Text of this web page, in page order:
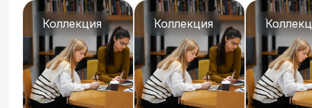
Коллекция Коллекция